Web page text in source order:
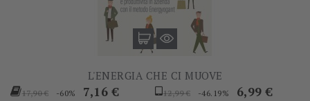
L'ENERGIA CHE CI MUOVE
Prezzo
17,90 € -60% Prezzo
7,16 €
Prezzo
12,99 € -46.19% Prezzo
6,99 €